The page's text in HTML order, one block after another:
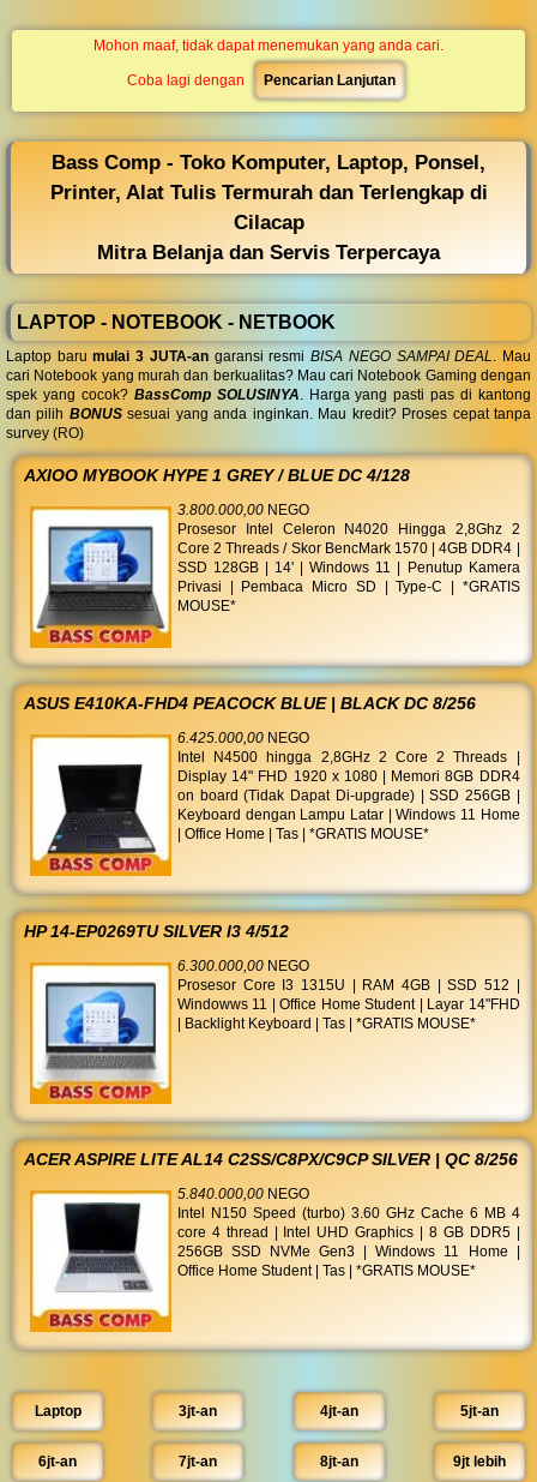
Mohon maaf, tidak dapat menemukan yang anda cari.
Coba lagi dengan Pencarian Lanjutan
Bass Comp - Toko Komputer, Laptop, Ponsel,
Printer, Alat Tulis Termurah dan Terlengkap di
Cilacap
Mitra Belanja dan Servis Terpercaya
LAPTOP - NOTEBOOK - NETBOOK
Laptop barumulai 3 JUTA-angaransi resmiBISA NEGO SAMPAI DEAL. Mau
cari Notebook yang murah dan berkualitas? Mau cari Notebook Gaming dengan
spek yang cocok? BassComp SOLUSINYA. Harga yang pasti pas di kantong
dan pilih BONUSsesuai yang anda inginkan. Mau kredit? Proses cepat tanpa
survey (RO)
AXIOO MYBOOK HYPE 1 GREY / BLUE DC 4/128
3.800.000,00 NEGO
Prosesor Intel Celeron N4020 Hingga 2,8Ghz 2
Core 2 Threads / Skor BencMark 1570 | 4GB DDR4 |
SSD 128GB | 14' | Windows 11 | Penutup Kamera
Privasi | Pembaca Micro SD | Type-C | *GRATIS
MOUSE*
ASUS E410KA-FHD4 PEACOCK BLUE | BLACK DC 8/256
6.425.000,00 NEGO
Intel N4500 hingga 2,8GHz 2 Core 2 Threads |
Display 14" FHD 1920 x 1080 | Memori 8GB DDR4
on board (Tidak Dapat Di-upgrade) | SSD 256GB |
Keyboard dengan Lampu Latar | Windows 11 Home
| Office Home | Tas | *GRATIS MOUSE*
HP 14-EP0269TU SILVER I3 4/512
6.300.000,00 NEGO
Prosesor Core I3 1315U | RAM 4GB | SSD 512 |
Windowws 11 | Office Home Student | Layar 14"FHD
| Backlight Keyboard | Tas | *GRATIS MOUSE*
ACER ASPIRE LITE AL14 C2SS/C8PX/C9CP SILVER | QC 8/256
5.840.000,00 NEGO
Intel N150 Speed (turbo) 3.60 GHz Cache 6 MB 4
core 4 thread | Intel UHD Graphics | 8 GB DDR5 |
256GB SSD NVMe Gen3 | Windows 11 Home |
Office Home Student | Tas | *GRATIS MOUSE*
Laptop 3jt-an 4jt-an 5jt-an
6jt-an 7jt-an 8jt-an 9jt lebih